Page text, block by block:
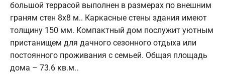
большой террасой выполнен в размерах по внешним
граням стен 8х8 м.. Каркасные стены здания имеют
толщину 150 мм. Компактный дом послужит уютным
пристанищем для дачного сезонного отдыха или
постоянного проживания с семьей. Общая площадь
дома – 73.6 кв.м..